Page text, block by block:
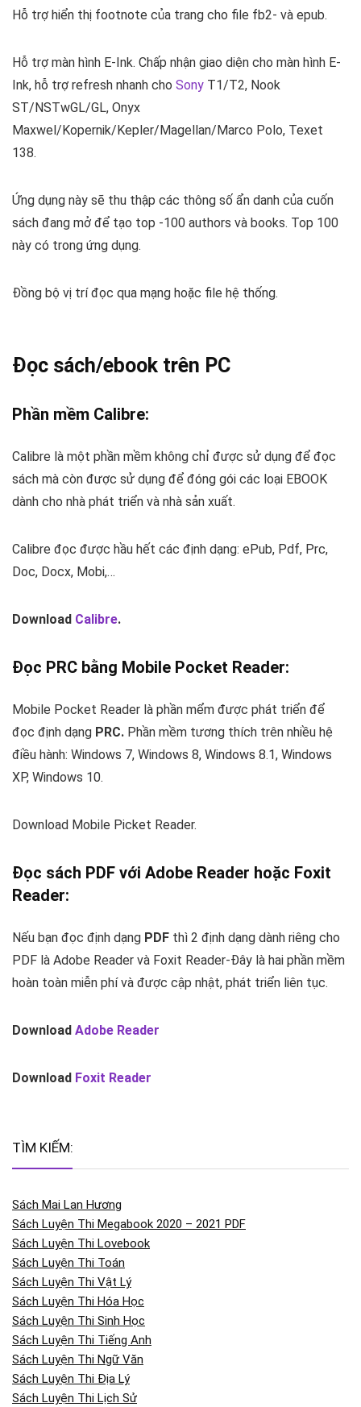
Hỗ trợ hiển thị footnote của trang cho file fb2- và epub.
Hỗ trợ màn hình E-Ink. Chấp nhận giao diện cho màn hình E-
Ink, hỗ trợ refresh nhanh cho Sony T1/T2, Nook
ST/NSTwGL/GL, Onyx
Maxwel/Kopernik/Kepler/Magellan/Marco Polo, Texet
138.
Ứng dụng này sẽ thu thập các thông số ẩn danh của cuốn
sách đang mở để tạo top -100 authors và books. Top 100
này có trong ứng dụng.
Đồng bộ vị trí đọc qua mạng hoặc file hệ thống.
Đọc sách/ebook trên PC
Phần mềm Calibre:
Calibre là một phần mềm không chỉ được sử dụng để đọc
sách mà còn được sử dụng để đóng gói các loại EBOOK
dành cho nhà phát triển và nhà sản xuất.
Calibre đọc được hầu hết các định dạng: ePub, Pdf, Prc,
Doc, Docx, Mobi,…
Download Calibre.
Đọc PRC bằng Mobile Pocket Reader:
Mobile Pocket Reader là phần mểm được phát triển để
đọc định dạng PRC. Phần mềm tương thích trên nhiều hệ
điều hành: Windows 7, Windows 8, Windows 8.1, Windows
XP, Windows 10.
Download Mobile Picket Reader.
Đọc sách PDF với Adobe Reader hoặc Foxit
Reader:
Nếu bạn đọc định dạng PDF thì 2 định dạng dành riêng cho
PDF là Adobe Reader và Foxit Reader-Đây là hai phần mềm
hoàn toàn miễn phí và được cập nhật, phát triển liên tục.
Download Adobe Reader
Download Foxit Reader
TÌM KIẾM:
Sách Mai Lan Hương
Sách Luyện Thi Megabook 2020 – 2021 PDF
Sách Luyện Thi Lovebook
Sách Luyện Thi Toán
Sách Luyện Thi Vật Lý
Sách Luyện Thi Hóa Học
Sách Luyện Thi Sinh Học
Sách Luyện Thi Tiếng Anh
Sách Luyện Thi Ngữ Văn
Sách Luyện Thi Địa Lý
Sách Luyện Thi Lịch Sử